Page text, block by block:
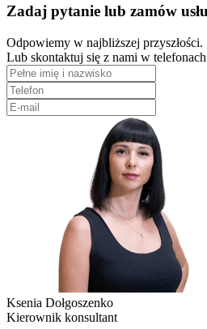
Zadaj pytanie lub zamów
Odpowiemy w najbliższej przyszłości.
Lub skontaktuj się z nami w
Ksenia Dołgoszenko
Kierownik konsultant